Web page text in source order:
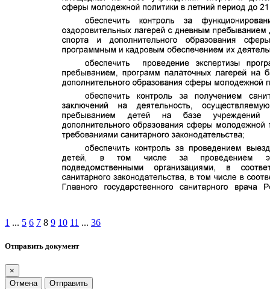
1 ... 5 6 7 8 9 10 11 ... 36
Отправить документ
×
Отмена
Отправить